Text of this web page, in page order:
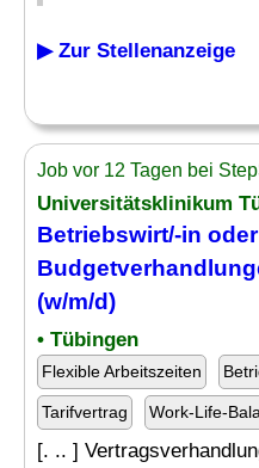
▶ Zur Stellenanzeige
Job vor 12 Tagen bei
Universitätsklinikum
Betriebswirt/-in
(w/m/d)
• Tübingen
Flexible Arbeitszeiten
Tarifvertrag Work-Life-
[. .. ]